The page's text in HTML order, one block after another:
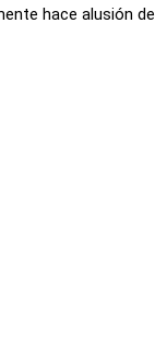
hace alusión de